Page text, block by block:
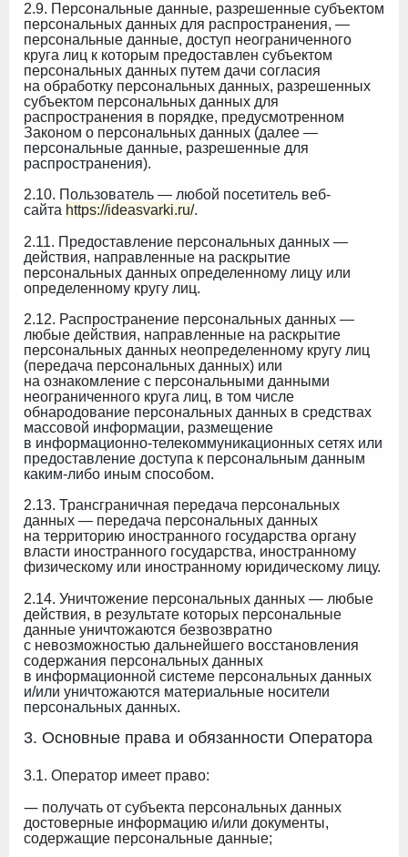
2.9. Персональные данные, разрешенные субъектом
персональных данных для распространения, —
персональные данные, доступ неограниченного
круга лиц к которым предоставлен субъектом
персональных данных путем дачи согласия
на обработку персональных данных, разрешенных
субъектом персональных данных для
распространения в порядке, предусмотренном
Законом о персональных данных (далее —
персональные данные, разрешенные для
распространения).
2.10. Пользователь — любой посетитель веб-
сайта https://ideasvarki.ru/.
2.11. Предоставление персональных данных —
действия, направленные на раскрытие
персональных данных определенному лицу или
определенному кругу лиц.
2.12. Распространение персональных данных —
любые действия, направленные на раскрытие
персональных данных неопределенному кругу лиц
(передача персональных данных) или
на ознакомление с персональными данными
неограниченного круга лиц, в том числе
обнародование персональных данных в средствах
массовой информации, размещение
в информационно-телекоммуникационных сетях или
предоставление доступа к персональным данным
каким-либо иным способом.
2.13. Трансграничная передача персональных
данных — передача персональных данных
на территорию иностранного государства органу
власти иностранного государства, иностранному
физическому или иностранному юридическому лицу.
2.14. Уничтожение персональных данных — любые
действия, в результате которых персональные
данные уничтожаются безвозвратно
с невозможностью дальнейшего восстановления
содержания персональных данных
в информационной системе персональных данных
и/или уничтожаются материальные носители
персональных данных.
3. Основные права и обязанности Оператора
3.1. Оператор имеет право:
— получать от субъекта персональных данных
достоверные информацию и/или документы,
содержащие персональные данные;